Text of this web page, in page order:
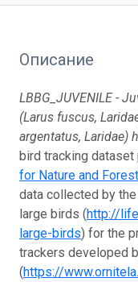
Описание
LBBG_JUVENILE -
(Larus fuscus,
argentatus, Laridae)
bird tracking
for Nature and
data collected by
large birds (http://
large-birds) for the
trackers developed
(https://